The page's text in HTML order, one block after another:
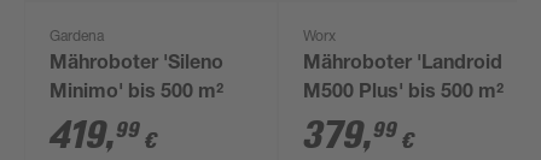
Gardena
Mähroboter 'Sileno
Minimo' bis 500 m²
419,99 €
Worx
Mähroboter 'Landroid
M500 Plus' bis 500 m²
379,99 €